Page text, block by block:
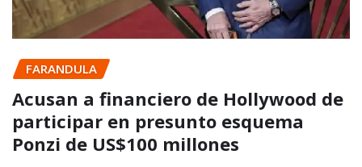
FARANDULA
Acusan a financiero de Hollywood de
participar en presunto esquema
Ponzi de US$100 millones